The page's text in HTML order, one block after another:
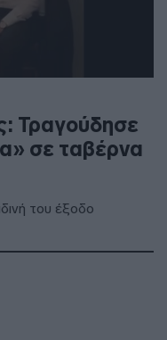
Τραγούδησε
σε ταβέρνα
του έξοδο